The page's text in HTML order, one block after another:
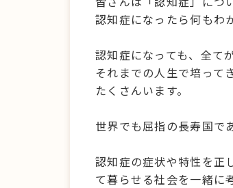
認知症になったら何もわ
認知症になっても、全て
それまでの人生で培って
たくさんいます。
世界でも屈指の長寿国で
認知症の症状や特性を正
て暮らせる社会を一緒に